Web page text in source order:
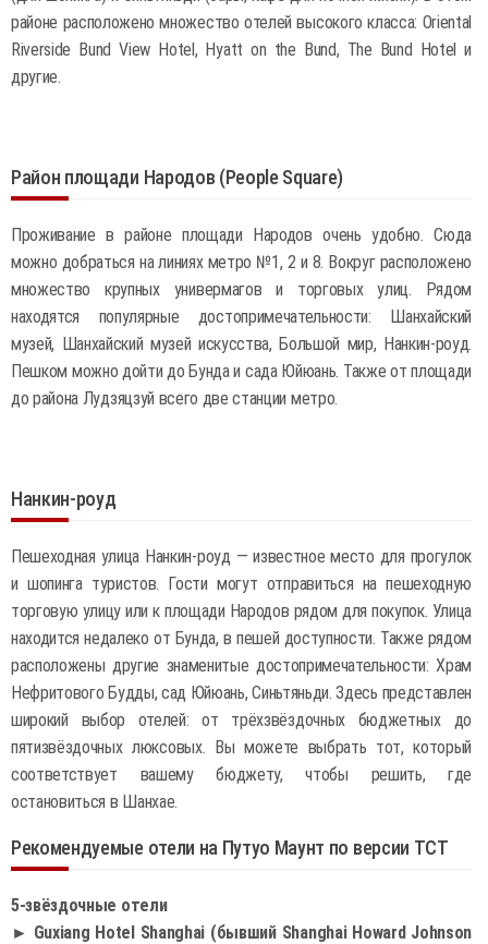
районе расположено множество отелей высокого класса: Oriental
Riverside Bund View Hotel, Hyatt on the Bund, The Bund Hotel и
другие.
Район площади Народов (People Square)
Проживание в районе площади Народов очень удобно. Сюда
можно добраться на линиях метро №1, 2 и 8. Вокруг расположено
множество крупных универмагов и торговых улиц. Рядом
находятся популярные достопримечательности: Шанхайский
музей, Шанхайский музей искусства, Большой мир, Нанкин-роуд.
Пешком можно дойти до Бунда и сада Юйюань. Также от площади
до района Лудзяцзуй всего две станции метро.
Нанкин-роуд
Пешеходная улица Нанкин-роуд — известное место для прогулок
и шопинга туристов. Гости могут отправиться на пешеходную
торговую улицу или к площади Народов рядом для покупок. Улица
находится недалеко от Бунда, в пешей доступности. Также рядом
расположены другие знаменитые достопримечательности: Храм
Нефритового Будды, сад Юйюань, Синьтяньди. Здесь представлен
широкий выбор отелей: от трёхзвёздочных бюджетных до
пятизвёздочных люксовых. Вы можете выбрать тот, который
соответствует вашему бюджету, чтобы решить, где
остановиться в Шанхае.
Рекомендуемые отели на Путуо Маунт по версии TCT
5-звёздочные отели
► Guxiang Hotel Shanghai (бывший Shanghai Howard Johnson